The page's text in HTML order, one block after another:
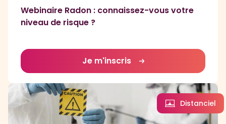
Webinaire Radon : connaissez-vous votre
niveau de risque ?
Je m'inscris
Distanciel